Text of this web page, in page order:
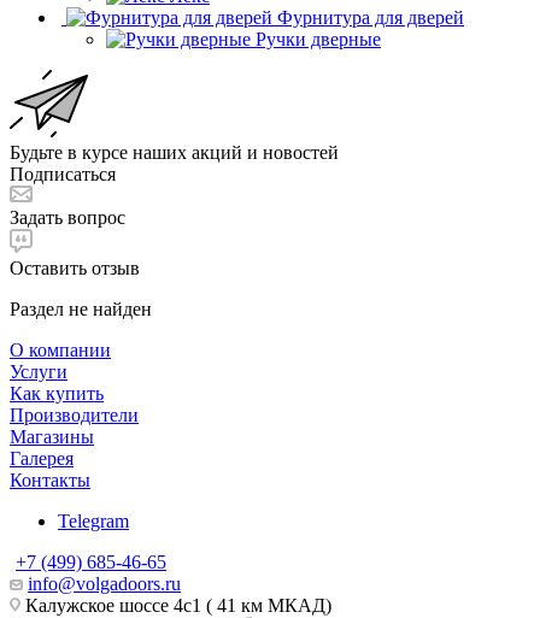
Фурнитура для дверей
Ручки дверные
Будьте в курсе наших акций и новостей
Подписаться
Задать вопрос
Оставить отзыв
Раздел не найден
О компании
Услуги
Как купить
Производители
Магазины
Галерея
Контакты
Telegram
+7 (499) 685-46-65
info@volgadoors.ru
Калужское шоссе 4с1 ( 41 км МКАД)